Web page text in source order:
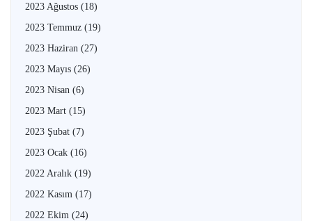
2023 Ağustos (18)
2023 Temmuz (19)
2023 Haziran (27)
2023 Mayıs (26)
2023 Nisan (6)
2023 Mart (15)
2023 Şubat (7)
2023 Ocak (16)
2022 Aralık (19)
2022 Kasım (17)
2022 Ekim (24)